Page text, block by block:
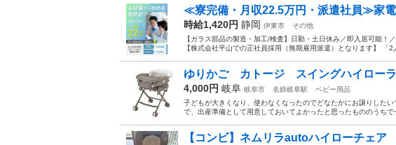
≪寮完備・月収22.5万円・派遣社員≫家
時給1,420円 静岡 伊東市
その他
【ガラス部品の製造・加工/検査】日勤・土日休み／即入居可能！
【株式会社平山での正社員採用（無期雇用派遣）となります】 「
ゆりかご カトージ スイングハイローラ
4,000円 岐阜 岐阜市 名鉄岐阜駅
ベビー用品
子どもが大きくなり、使わなくなったのでどなたかにお譲りした
で、出産準備として用意しておいてよかったと思ったもののうち
【コンビ】ネムリラautoハイローチェア